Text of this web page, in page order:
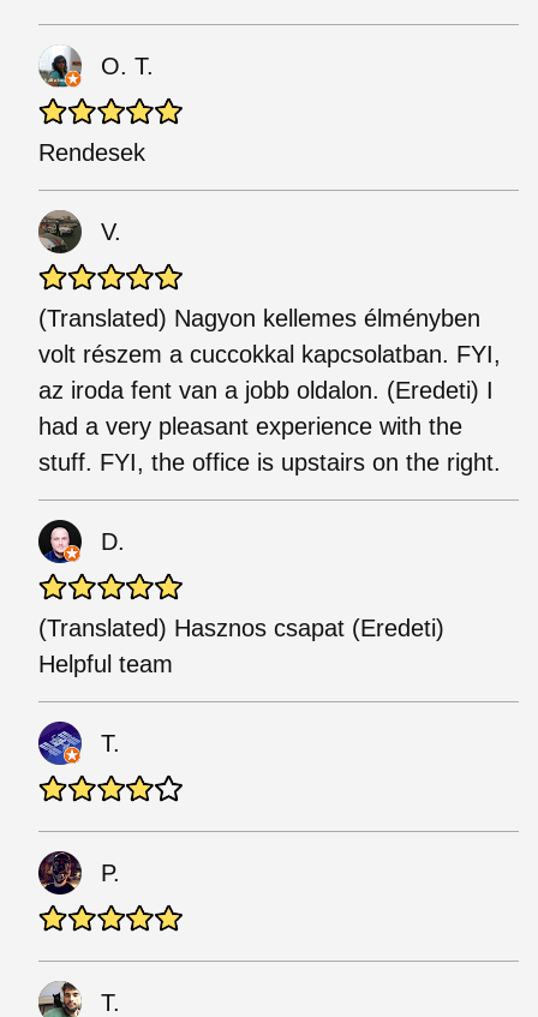
O. T.
Rendesek
V.
(Translated) Nagyon kellemes élményben
volt részem a cuccokkal kapcsolatban. FYI,
az iroda fent van a jobb oldalon. (Eredeti) I
had a very pleasant experience with the
stuff. FYI, the office is upstairs on the right.
D.
(Translated) Hasznos csapat (Eredeti)
Helpful team
T.
P.
T.